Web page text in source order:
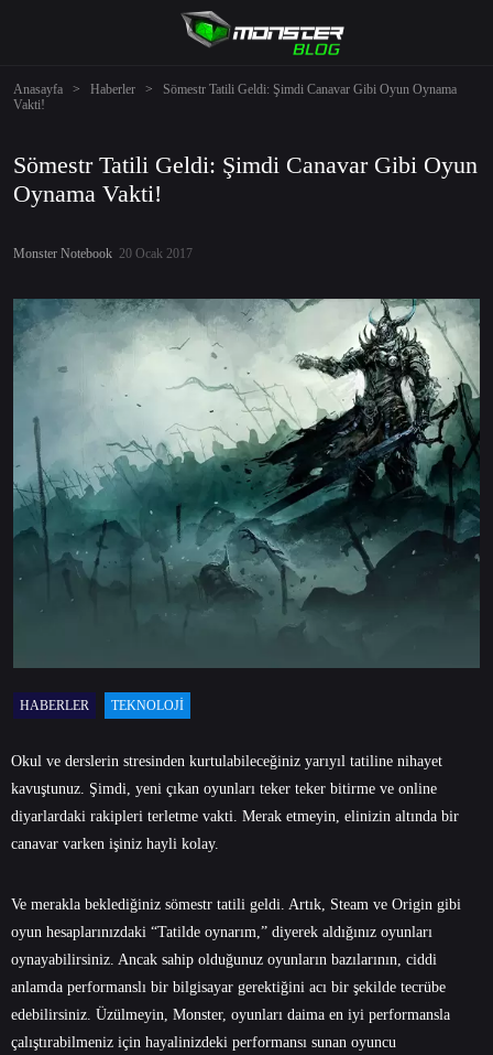
Anasayfa > Haberler > Sömestr Tatili Geldi: Şimdi Canavar Gibi Oyun Oynama
Vakti!
Sömestr Tatili Geldi: Şimdi Canavar Gibi Oyun
Oynama Vakti!
Monster Notebook 20 Ocak 2017
HABERLER TEKNOLOJI
Okul ve derslerin stresinden kurtulabileceğiniz yarıyıl tatiline nihayet
kavuştunuz. Şimdi, yeni çıkan oyunları teker teker bitirme ve online
diyarlardaki rakipleri terletme vakti. Merak etmeyin, elinizin altında bir
canavar varken işiniz hayli kolay.
Ve merakla beklediğiniz sömestr tatili geldi. Artık, Steam ve Origin gibi
oyun hesaplarınızdaki “Tatilde oynarım,” diyerek aldığınız oyunları
oynayabilirsiniz. Ancak sahip olduğunuz oyunların bazılarının, ciddi
anlamda performanslı bir bilgisayar gerektiğini acı bir şekilde tecrübe
edebilirsiniz. Üzülmeyin, Monster, oyunları daima en iyi performansla
çalıştırabilmeniz için hayalinizdeki performansı sunan oyuncu